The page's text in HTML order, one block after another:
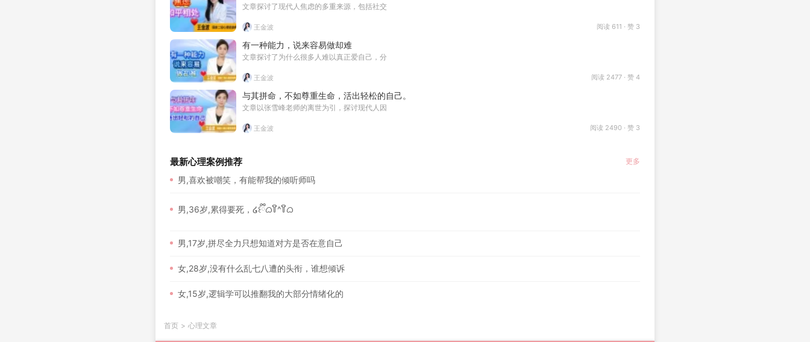
文章探讨了现代人焦虑的多重来源，包括社交
王金波 阅读 611 · 赞 3
有一种能力，说来容易做却难
文章探讨了为什么很多人难以真正爱自己，分
王金波 阅读 2477 · 赞 4
与其拼命，不如尊重生命，活出轻松的自己。
文章以张雪峰老师的离世为引，探讨现代人因
王金波 阅读 2490 · 赞 3
最新心理案例推荐 更多
男,喜欢被嘲笑，有能帮我的倾听师吗
男,36岁,累得要死，໒꒰ྀིᜊ꒦ິ^꒦ິᜊ
男,17岁,拼尽全力只想知道对方是否在意自己
女,28岁,没有什么乱七八遭的头衔，谁想倾诉
女,15岁,逻辑学可以推翻我的大部分情绪化的
首页 > 心理文章